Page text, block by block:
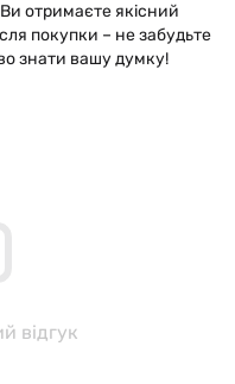
отримаєте якісний
покупки – не забудьте
знати вашу думку!
відгук